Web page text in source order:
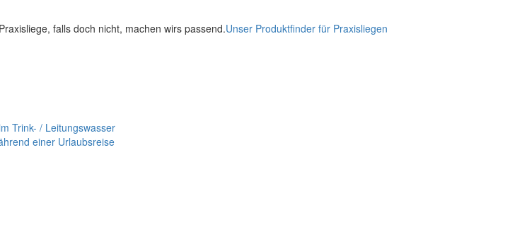
falls doch nicht, machen wirs passend.Unser Produktfinder für Praxisliegen
Trink- / Leitungswasser
einer Urlaubsreise